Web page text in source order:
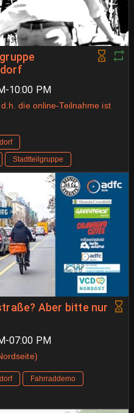
10:00 PM
die online-Teilnahme ist
Stadtteilgruppe
Aber bitte nur
07:00 PM
Fahrraddemo